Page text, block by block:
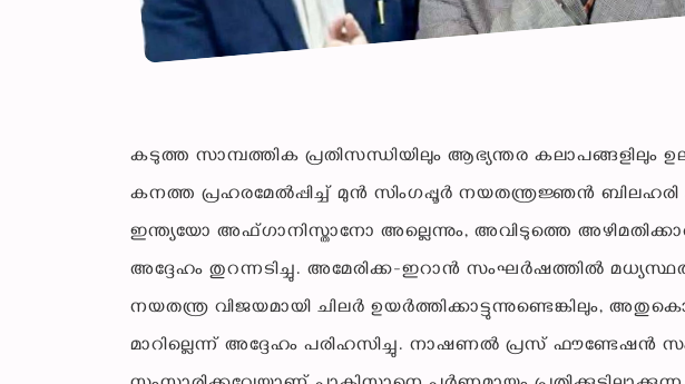
കടുത്ത സാമ്പത്തിക പ്രതിസന്ധിയിലും ആഭ്യന്തര കലാപങ്ങളിലും
കനത്ത പ്രഹരമേൽപ്പിച്ച് മുൻ സിംഗപ്പൂർ നയതന്ത്രജ്ഞൻ ബിലഹരി
ഇന്ത്യയോ അഫ്ഗാനിസ്താനോ അല്ലെന്നും, അവിടുത്തെ
അദ്ദേഹം തുറന്നടിച്ചു. അമേരിക്ക-ഇറാൻ സംഘർഷത്തിൽ
നയതന്ത്ര വിജയമായി ചിലർ ഉയർത്തിക്കാട്ടുന്നുണ്ടെങ്കിലും,
മാറില്ലെന്ന് അദ്ദേഹം പരിഹസിച്ചു. നാഷണൽ പ്രസ് ഫൗണ്ടേഷൻ